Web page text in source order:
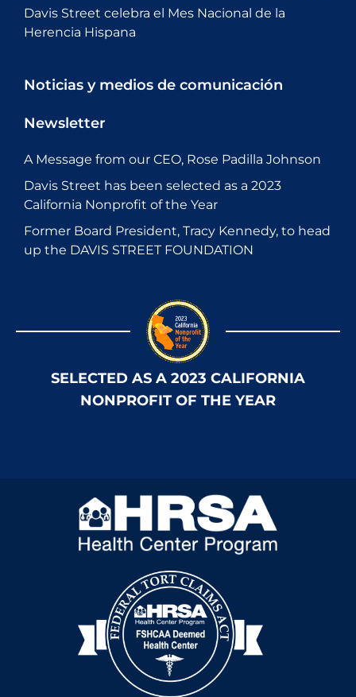
Davis Street celebra el Mes Nacional de la
Herencia Hispana
Noticias y medios de comunicación
Newsletter
A Message from our CEO, Rose Padilla Johnson
Davis Street has been selected as a 2023
California Nonprofit of the Year
Former Board President, Tracy Kennedy, to head
up the DAVIS STREET FOUNDATION
SELECTED AS A 2023 CALIFORNIA
NONPROFIT OF THE YEAR